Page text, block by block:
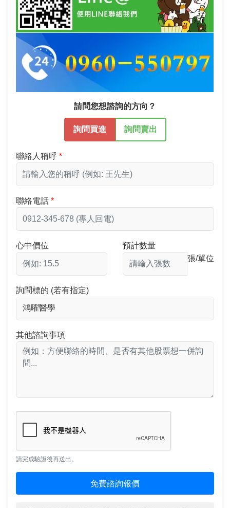
請問您想諮詢的方向？
詢問買進 詢問賣出
聯絡人稱呼
聯絡電話
心中價位
預計數量
張/單位
詢問標的 (若有指定)
其他諮詢事項
請完成驗證後再送出。
免費諮詢報價